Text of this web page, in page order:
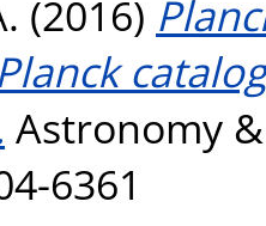
(2016)
Astronomy
6361